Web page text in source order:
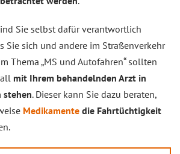
Sie selbst dafür verantwortlich
Sie sich und andere im Straßenverkehr
Thema „MS und Autofahren“ sollten
mit Ihrem behandelnden Arzt in
stehen. Dieser kann Sie dazu beraten,
Medikamente die Fahrtüchtigkeit